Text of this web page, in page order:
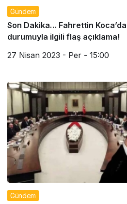
Gündem
Son Dakika… Fahrettin
durumuyla ilgili flaş açıklama!
27 Nisan 2023 - Per - 15:00
Gündem